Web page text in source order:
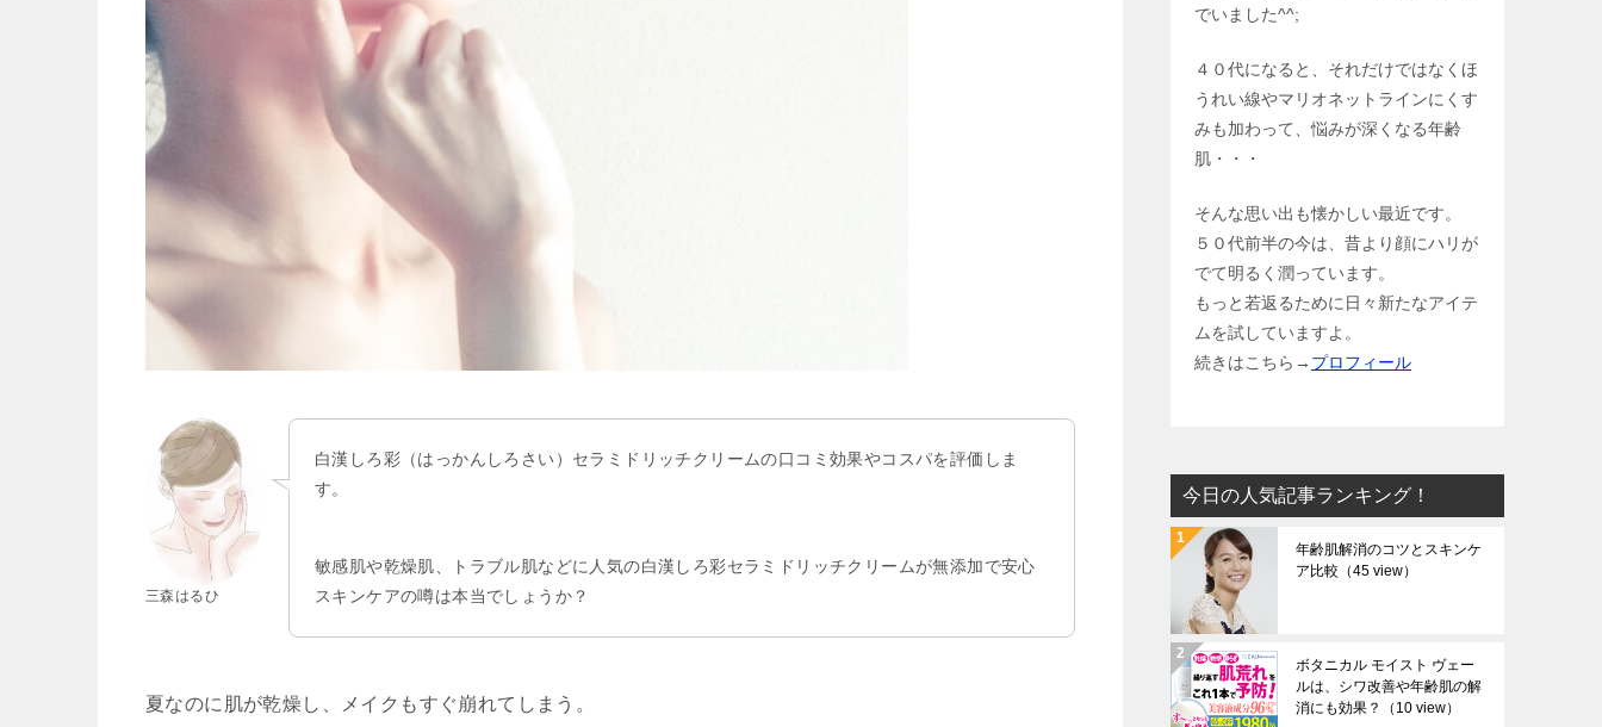
三森はるひ
白漢しろ彩（はっかんしろさい）セラミドリッチクリームの口コミ効果やコスパを評価しま
す。
敏感肌や乾燥肌、トラブル肌などに人気の白漢しろ彩セラミドリッチクリームが無添加で安心
スキンケアの噂は本当でしょうか？
夏なのに肌が乾燥し、メイクもすぐ崩れてしまう。
でいました^^;
４０代になると、それだけではなくほ
うれい線やマリオネットラインにくす
みも加わって、悩みが深くなる年齢
肌・・・
そんな思い出も懐かしい最近です。
５０代前半の今は、昔より顔にハリが
でて明るく潤っています。
もっと若返るために日々新たなアイテ
ムを試していますよ。
続きはこちら→ プロフィール
今日の人気記事ランキング！
年齢肌解消のコツとスキンケ
ア比較 （45 view）
ボタニカル モイスト ヴェー
ルは、シワ改善や年齢肌の解
消にも効果？
（10 view）